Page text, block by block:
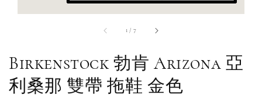
1 / 7
Birkenstock 勃肯 Arizona 亞
利桑那 雙帶 拖鞋 金色